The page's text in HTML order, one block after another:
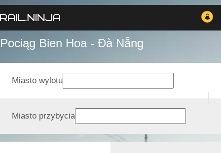
Pociąg Bien Hoa - Đà Nẵng
Miasto wylotu
Miasto przybycia